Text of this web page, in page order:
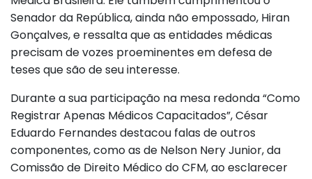
Senador da República, ainda não empossado, Hiran
Gonçalves, e ressalta que as entidades médicas
precisam de vozes proeminentes em defesa de
teses que são de seu interesse.
Durante a sua participação na mesa redonda “Como
Registrar Apenas Médicos Capacitados”, César
Eduardo Fernandes destacou falas de outros
componentes, como as de Nelson Nery Junior, da
Comissão de Direito Médico do CFM, ao esclarecer